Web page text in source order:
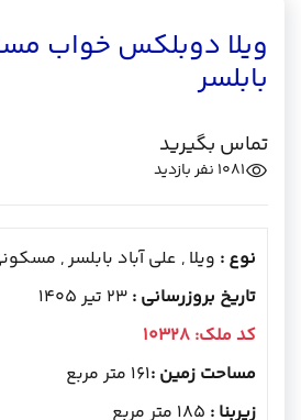
ویلا دوبلکس خواب
بابلسر
تماس بگیرید
1081 نفر بازدید
نوع : ویلا , علی آباد بابلسر ,
تاریخ بروزرسانی : 23 تیر 1405
کد ملک:
مساحت زمین :161 متر مربع
زیربنا : 185 متر مربع